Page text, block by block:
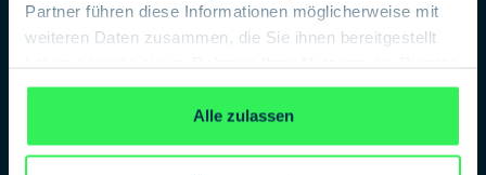
Partner führen diese Informationen möglicherweise mit
weiteren Daten zusammen, die Sie ihnen bereitgestellt
gesammelt haben.Datenschutzerklärung
Alle zulassen
Die letzten Dokumente der „Warren-Kommission“ und
aller amerikanischen Sicherheitsbehörden, die nach
wurden gestern Nacht freigegeben. Rund 2800 mit
Spannung erwarteter Dokumente sind nun auf der